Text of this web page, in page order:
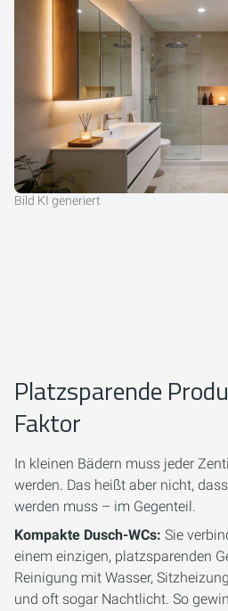
Bild KI generiert
Platzsparende
Faktor
In kleinen Bädern muss jeder
werden. Das heißt aber nicht,
werden muss – im Gegenteil.
Kompakte Dusch-WCs: Sie
einem einzigen, platzsparenden
Reinigung mit Wasser,
und oft sogar Nachtlicht. So